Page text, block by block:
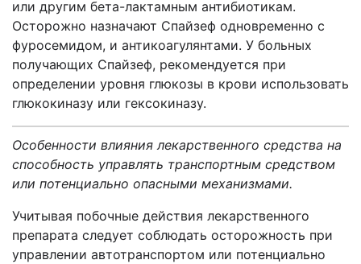
или другим бета-лактамным антибиотикам.
Осторожно назначают Спайзеф одновременно с
фуросемидом, и антикоагулянтами. У больных
получающих Спайзеф, рекомендуется при
определении уровня глюкозы в крови использовать
глюкокиназу или гексокиназу.
Особенности влияния лекарственного средства на
способность управлять транспортным средством
или потенциально опасными механизмами.
Учитывая побочные действия лекарственного
препарата следует соблюдать осторожность при
управлении автотранспортом или потенциально